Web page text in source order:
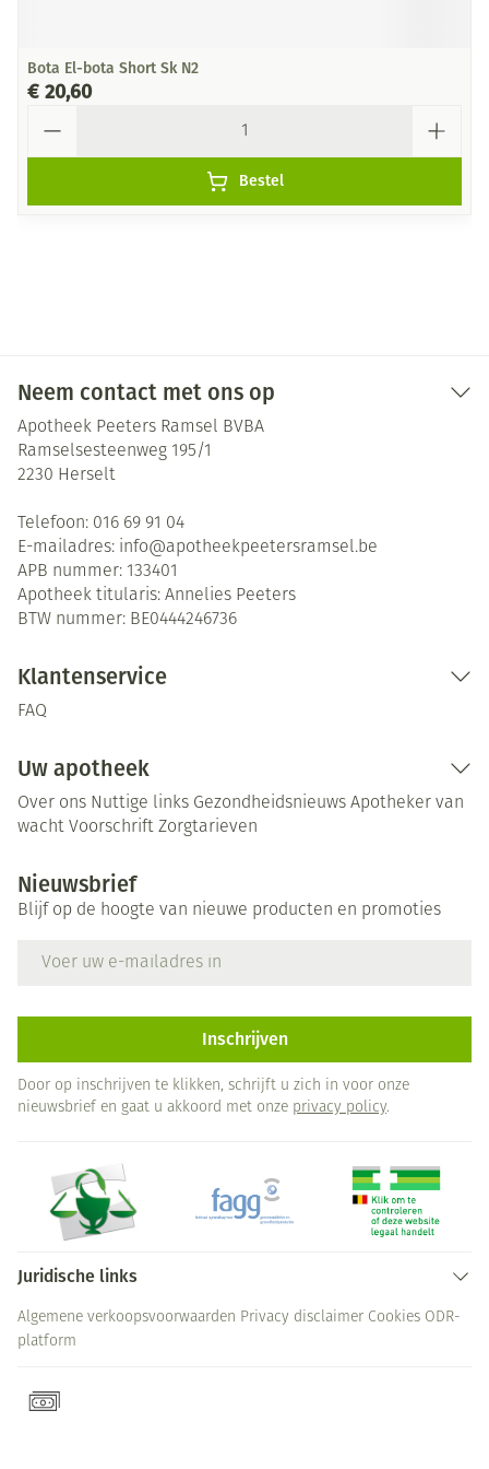
Bota El-bota Short Sk N2
€ 20,60
Bestel
Neem contact met ons op
Apotheek Peeters Ramsel BVBA
Ramselsesteenweg 195/1
2230 Herselt
Telefoon: 016 69 91 04
E-mailadres: info@apotheekpeetersramsel.be
APB nummer: 133401
Apotheek titularis: Annelies Peeters
BTW nummer: BE0444246736
Klantenservice
FAQ
Uw apotheek
Over ons Nuttige links Gezondheidsnieuws Apotheker van
wacht Voorschrift Zorgtarieven
Nieuwsbrief
Blijf op de hoogte van nieuwe producten en promoties
Inschrijven
Door op inschrijven te klikken, schrijft u zich in voor onze
nieuwsbrief en gaat u akkoord met onze privacy policy.
Juridische links
Algemene verkoopsvoorwaarden Privacy disclaimer Cookies ODR-
platform